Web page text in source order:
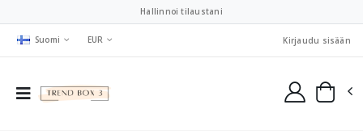
Hallinnoi tilaustani
Suomi EUR Kirjaudu sisään